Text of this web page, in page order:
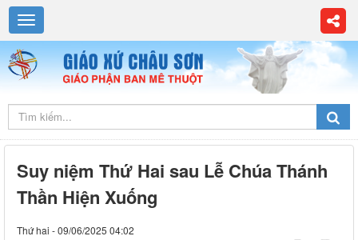
Suy niệm Thứ Hai sau Lễ Chúa Thánh
Thần Hiện Xuống
Thứ hai - 09/06/2025 04:02